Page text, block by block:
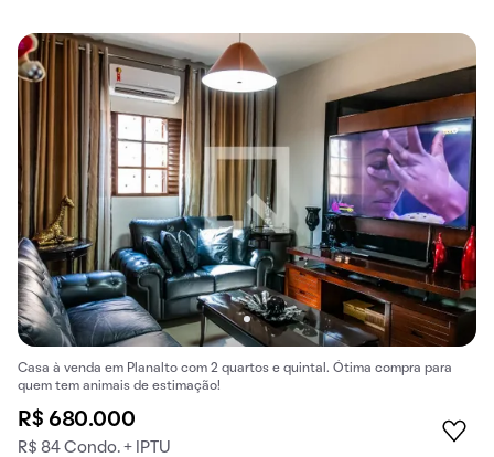
Casa à venda em Planalto com 2 quartos e quintal. Ótima compra para
quem tem animais de estimação!
R$ 680.000
R$ 84 Condo. + IPTU